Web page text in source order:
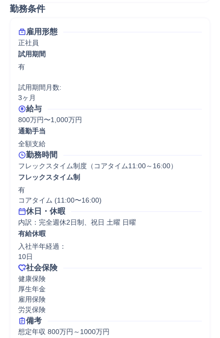
勤務条件
雇用形態
正社員
試用期間
有
試用期間月数:
3ヶ月
給与
800万円〜1,000万円
通勤手当
全額支給
勤務時間
フレックスタイム制度（コアタイム11:00～16:00）
フレックスタイム制
有
コアタイム (11:00〜16:00)
休日・休暇
内訳：完全週休2日制、祝日 土曜 日曜
有給休暇
入社半年経過：
10日
社会保険
健康保険
厚生年金
雇用保険
労災保険
備考
想定年収 800万円～1000万円